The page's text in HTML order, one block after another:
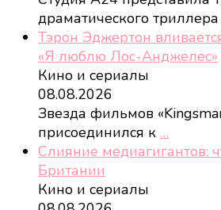
драматического триллера
Тэрон Эджертон
«Я люблю Лос-Анджелес»
Кино и сериалы
08.08.2026
Звезда фильмов
присоединился к …
Слияние медиагигантов:
Британии
Кино и сериалы